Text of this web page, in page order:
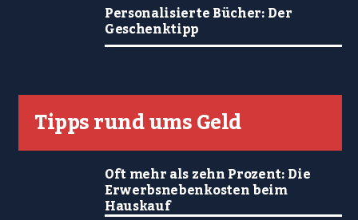
Personalisierte Bücher: Der
Geschenktipp
Tipps rund ums Geld
Oft mehr als zehn Prozent: Die
Erwerbsnebenkosten beim
Hauskauf